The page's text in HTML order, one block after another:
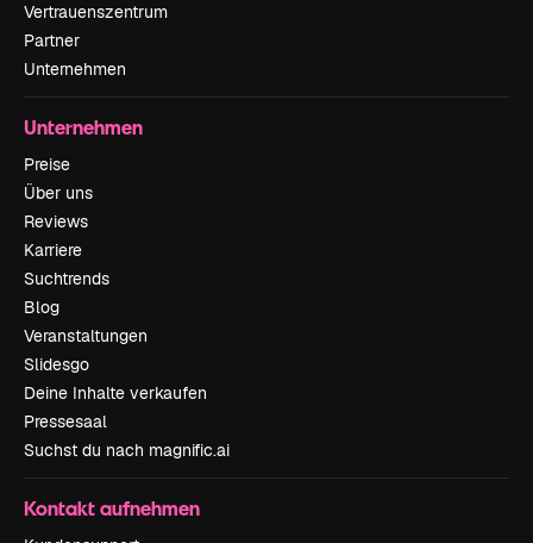
Vertrauenszentrum
Partner
Unternehmen
Unternehmen
Preise
Über uns
Reviews
Karriere
Suchtrends
Blog
Veranstaltungen
Slidesgo
Deine Inhalte verkaufen
Pressesaal
Suchst du nach magnific.ai
Kontakt aufnehmen